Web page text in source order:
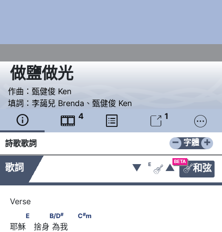
做鹽做光
作曲： 甄健俊 Ken
填詞： 李藹兒 Brenda 、 甄健俊 Ken
  4   1 
詩歌歌詞 − +
字體
歌詞
BETA
和弦
▼ E
 ▲
E 　　B/D# C
E B/D# C#m
耶穌　捨身 為我